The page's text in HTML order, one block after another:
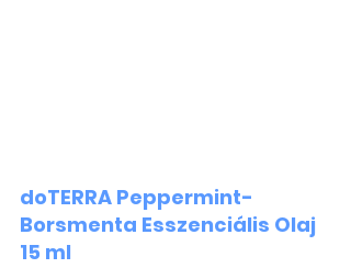
doTERRA Peppermint-
Borsmenta Esszenciális Olaj
15 ml